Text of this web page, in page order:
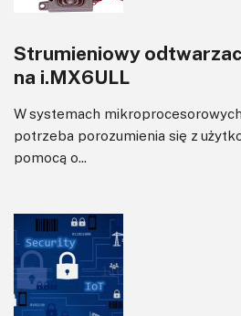
Strumieniowy
na i.MX6ULL
W systemach
potrzeba porozumienia się z
pomocą o...